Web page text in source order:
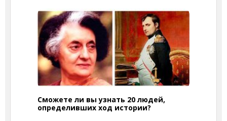
Сможете ли вы узнать 20 людей,
определивших ход истории?